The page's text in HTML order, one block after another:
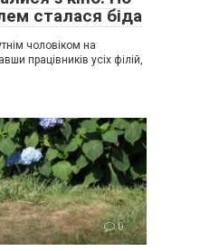
сталася біда
чоловіком на
працівників усіх філій,
0